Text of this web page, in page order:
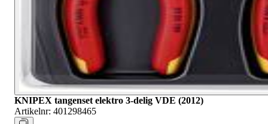
KNIPEX tangenset elektro 3-delig VDE (2012)
Artikelnr: 401298465